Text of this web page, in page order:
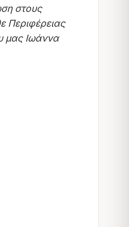
στους
Περιφέρειας
μας Ιωάννα